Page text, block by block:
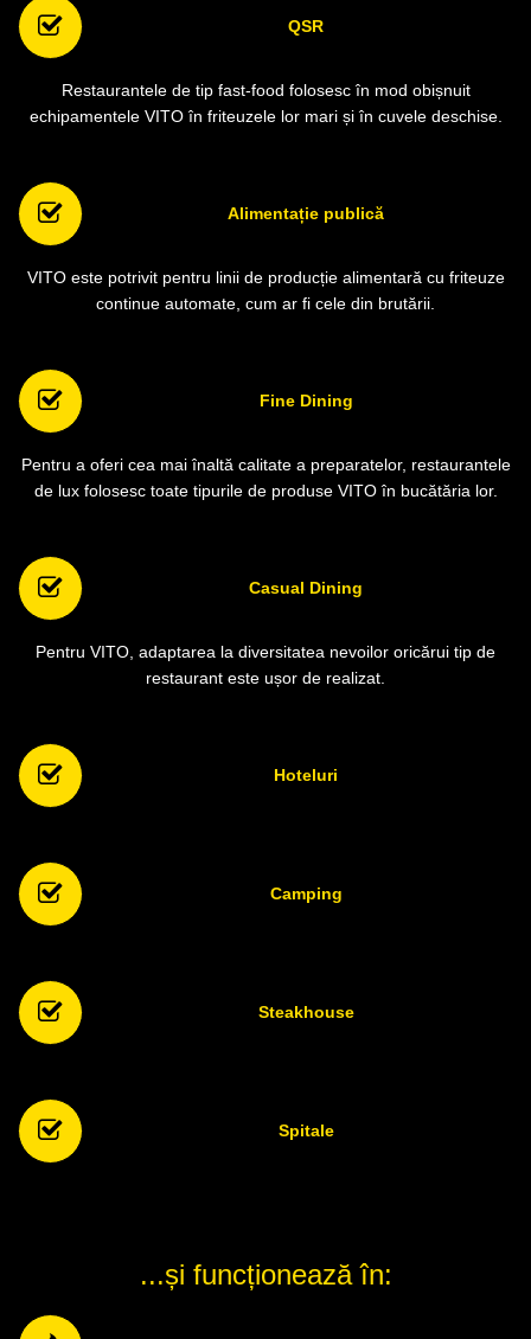
QSR
Restaurantele de tip fast-food folosesc în mod obișnuit
echipamentele VITO în friteuzele lor mari și în cuvele deschise.
Alimentație publică
VITO este potrivit pentru linii de producție alimentară cu friteuze
continue automate, cum ar fi cele din brutării.
Fine Dining
Pentru a oferi cea mai înaltă calitate a preparatelor, restaurantele
de lux folosesc toate tipurile de produse VITO în bucătăria lor.
Casual Dining
Pentru VITO, adaptarea la diversitatea nevoilor oricărui tip de
restaurant este ușor de realizat.
Hoteluri
Camping
Steakhouse
Spitale
...și funcționează în: